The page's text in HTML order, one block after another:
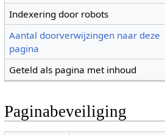
Indexering door robots
Aantal doorverwijzingen naar deze
pagina
Geteld als pagina met inhoud
Paginabeveiliging